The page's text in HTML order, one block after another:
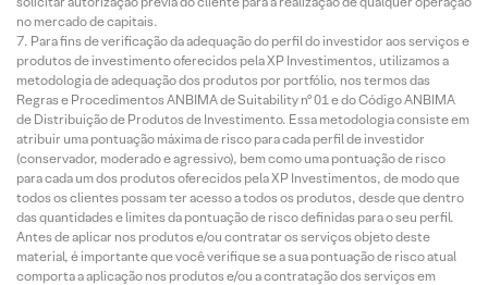
no mercado de capitais.
Para fins de verificação da adequação do perfil do investidor aos serviços e
produtos de investimento oferecidos pela XP Investimentos, utilizamos a
metodologia de adequação dos produtos por portfólio, nos termos das
Regras e Procedimentos ANBIMA de Suitability nº 01 e do Código ANBIMA
de Distribuição de Produtos de Investimento. Essa metodologia consiste em
atribuir uma pontuação máxima de risco para cada perfil de investidor
(conservador, moderado e agressivo), bem como uma pontuação de risco
para cada um dos produtos oferecidos pela XP Investimentos, de modo que
todos os clientes possam ter acesso a todos os produtos, desde que dentro
das quantidades e limites da pontuação de risco definidas para o seu perfil.
Antes de aplicar nos produtos e/ou contratar os serviços objeto deste
material, é importante que você verifique se a sua pontuação de risco atual
comporta a aplicação nos produtos e/ou a contratação dos serviços em